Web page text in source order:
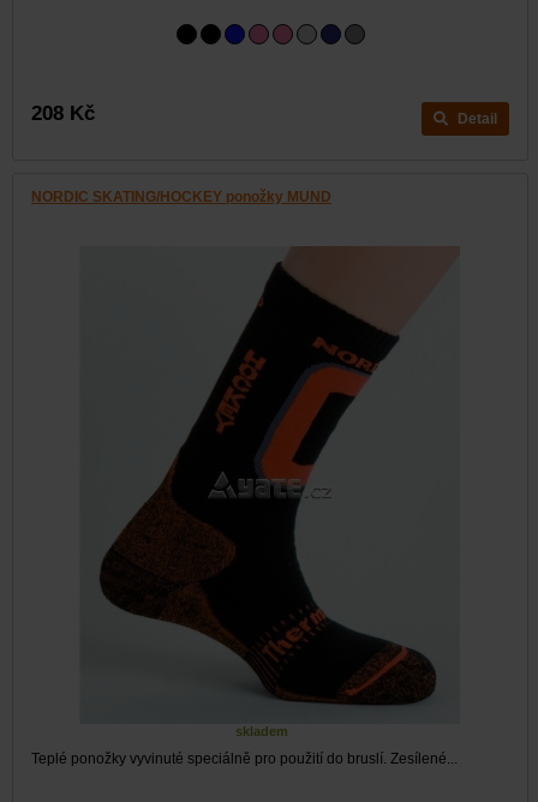
208 Kč Detail
NORDIC SKATING/HOCKEY ponožky MUND
skladem
Teplé ponožky vyvinuté speciálně pro použití do bruslí. Zesílené...